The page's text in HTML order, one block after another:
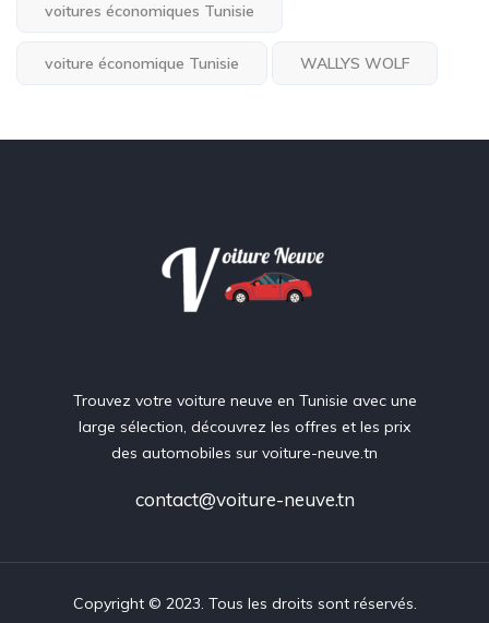
voitures économiques Tunisie
voiture économique Tunisie WALLYS WOLF
Trouvez votre voiture neuve en Tunisie avec une
large sélection, découvrez les offres et les prix
des automobiles sur voiture-neuve.tn
contact@voiture-neuve.tn
Copyright © 2023. Tous les droits sont réservés.